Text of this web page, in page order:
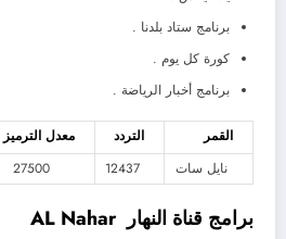
برنامج ستاد بلدنا .
كورة كل يوم .
برنامج أخبار الرياضة .
القمر التردد معدل الترميز
نايل سات
12437
27500
برامج قناة النهار AL Nahar